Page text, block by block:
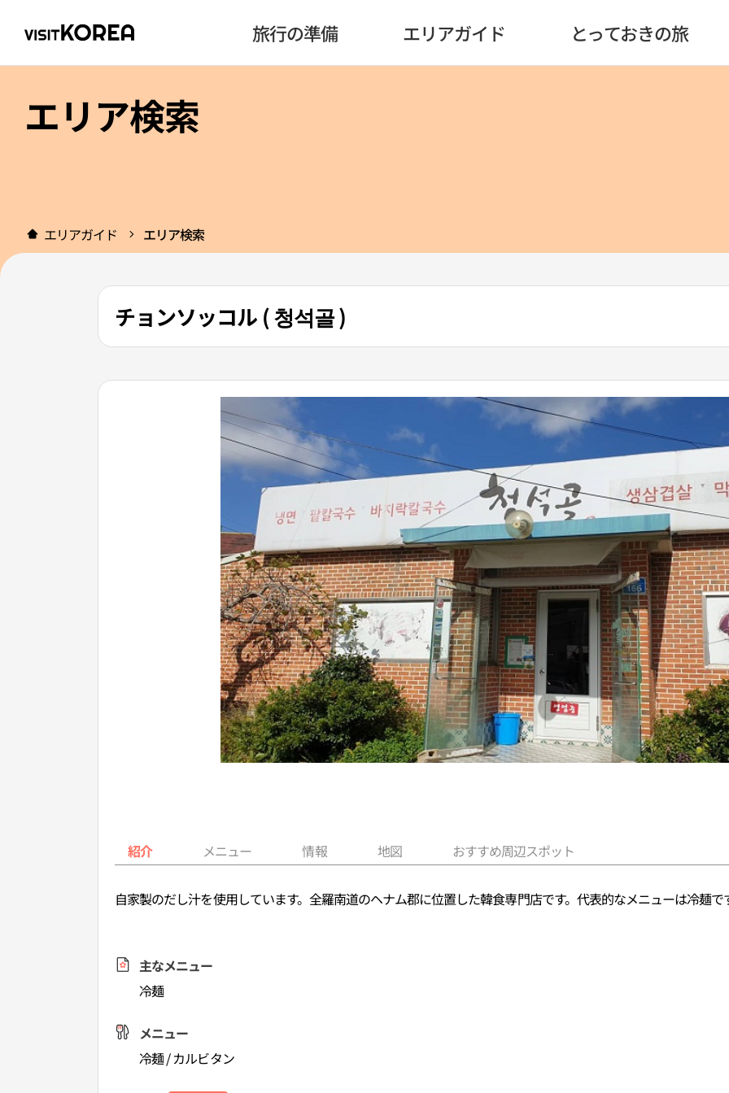
旅行の準備 エリアガイド とっておきの旅
エリア検索
エリアガイド エリア検索
チョンソッコル ( 청석골 )
紹介 メニュー 情報 地図 おすすめ周辺スポット
自家製のだし汁を使用しています。全羅南道のヘナム郡に位置した韓食専門店です。代表的なメニューは冷麺で
主なメニュー
冷麺
メニュー
冷麺 / カルビタン